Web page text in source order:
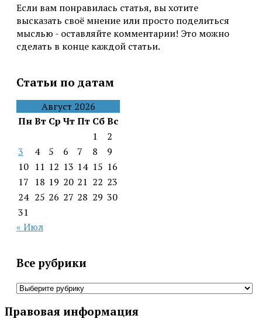
Если вам понравилась статья, вы хотите
высказать своё мнение или просто поделиться
мыслью - оставляйте комментарии! Это можно
сделать в конце каждой статьи.
Статьи по датам
Август 2026
ПнВт Ср ЧтПт СбВс
1
2
3
4 5 6 7 8
9
10 11 12 13 14 15 16
17 18 19 20 21 22 23
24 25 26 27 28 29 30
31
« Июл
Все рубрики
Все
Правовая информация